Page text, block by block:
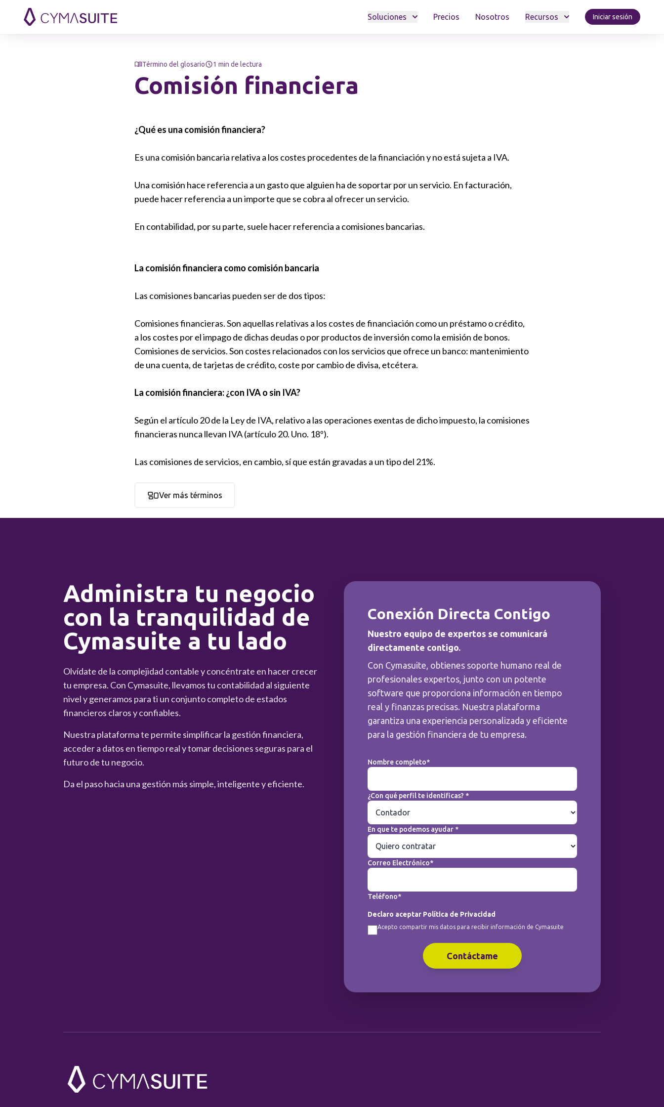
Soluciones Precios Nosotros Recursos Iniciar sesión
Término del glosario 1 min de lectura
Comisión financiera
¿Qué es una comisión financiera?
Es una comisión bancaria relativa a los costes procedentes de la financiación y no está sujeta a IVA.
Una comisión hace referencia a un gasto que alguien ha de soportar por un servicio. En facturación,
puede hacer referencia a un importe que se cobra al ofrecer un servicio.
En contabilidad, por su parte, suele hacer referencia a comisiones bancarias.
La comisión financiera como comisión bancaria
Las comisiones bancarias pueden ser de dos tipos:
Comisiones financieras. Son aquellas relativas a los costes de financiación como un préstamo o crédito,
a los costes por el impago de dichas deudas o por productos de inversión como la emisión de bonos.
Comisiones de servicios. Son costes relacionados con los servicios que ofrece un banco: mantenimiento
de una cuenta, de tarjetas de crédito, coste por cambio de divisa, etcétera.
La comisión financiera: ¿con IVA o sin IVA?
Según el artículo 20 de la Ley de IVA, relativo a las operaciones exentas de dicho impuesto, la comisiones
financieras nunca llevan IVA (artículo 20. Uno. 18º).
Las comisiones de servicios, en cambio, sí que están gravadas a un tipo del 21%.
Ver más términos
Administra tu negocio
con la tranquilidad de
Cymasuite a tu lado
Olvídate de la complejidad contable y concéntrate en hacer crecer
tu empresa. Con Cymasuite, llevamos tu contabilidad al siguiente
nivel y generamos para ti un conjunto completo de estados
financieros claros y confiables.
Nuestra plataforma te permite simplificar la gestión financiera,
acceder a datos en tiempo real y tomar decisiones seguras para el
futuro de tu negocio.
Da el paso hacia una gestión más simple, inteligente y eficiente.
Conexión Directa Contigo
Nuestro equipo de expertos se comunicará
directamente contigo.
Con Cymasuite, obtienes soporte humano real de
profesionales expertos, junto con un potente
software que proporciona información en tiempo
real y finanzas precisas. Nuestra plataforma
garantiza una experiencia personalizada y eficiente
para la gestión financiera de tu empresa.
Nombre completo*
¿Con qué perfil te identificas? *
En que te podemos ayudar *
Correo Electrónico*
Teléfono*
Declaro aceptar Política de Privacidad
Acepto compartir mis datos para recibir información de Cymasuite
Contáctame